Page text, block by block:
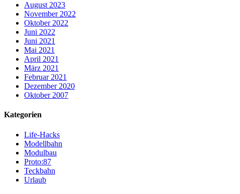
August 2023
November 2022
Oktober 2022
Juni 2022
Juni 2021
Mai 2021
April 2021
März 2021
Februar 2021
Dezember 2020
Oktober 2007
Kategorien
Life-Hacks
Modellbahn
Modulbau
Proto:87
Teckbahn
Urlaub